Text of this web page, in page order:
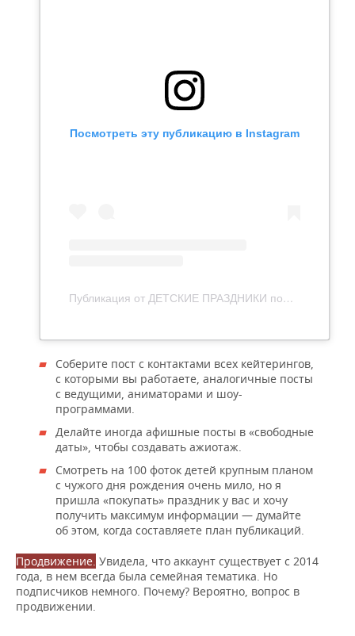
Посмотреть эту публикацию в Instagram
Публикация от ДЕТСКИЕ ПРАЗДНИКИ под КАЗАНЬ (@event_yourday)
Соберите пост с контактами всех кейтерингов,
с которыми вы работаете, аналогичные посты
с ведущими, аниматорами и шоу-
программами.
Делайте иногда афишные посты в «свободные
даты», чтобы создавать ажиотаж.
Смотреть на 100 фоток детей крупным планом
с чужого дня рождения очень мило, но я
пришла «покупать» праздник у вас и хочу
получить максимум информации — думайте
об этом, когда составляете план публикаций.
Продвижение. Увидела, что аккаунт существует с 2014
года, в нем всегда была семейная тематика. Но
подписчиков немного. Почему? Вероятно, вопрос в
продвижении.